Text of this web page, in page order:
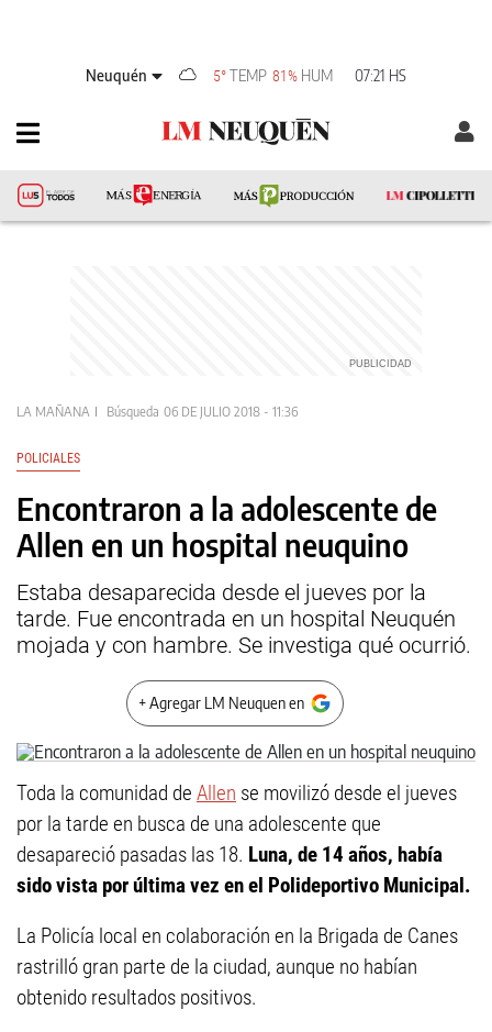
Neuquén 5°TEMP 81% HUM 07:21 HS
LA MAÑANA Búsqueda 06 DE JULIO 2018 - 11:36
POLICIALES
Encontraron a la adolescente de
Allen en un hospital neuquino
Estaba desaparecida desde el jueves por la
tarde. Fue encontrada en un hospital Neuquén
mojada y con hambre. Se investiga qué ocurrió.
+ Agregar LM Neuquen en
Toda la comunidad de Allen se movilizó desde el jueves
por la tarde en busca de una adolescente que
desapareció pasadas las 18. Luna, de 14 años, había
sido vista por última vez en el Polideportivo Municipal.
La Policía local en colaboración en la Brigada de Canes
rastrilló gran parte de la ciudad, aunque no habían
obtenido resultados positivos.